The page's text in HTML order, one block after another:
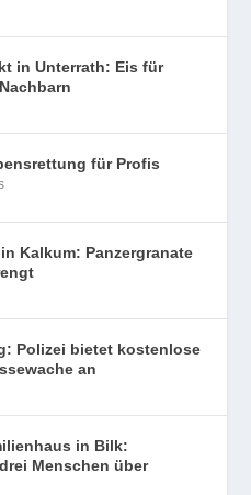
in Unterrath: Eis für
für Profis
Kalkum: Panzergranate
Polizei bietet kostenlose
an
in Bilk:
Menschen über